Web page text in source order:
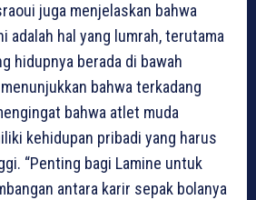
juga menjelaskan bahwa
adalah hal yang lumrah, terutama
hidupnya berada di bawah
bahwa terkadang
bahwa atlet muda
kehidupan pribadi yang harus
“Penting bagi Lamine untuk
antara karir sepak bolanya